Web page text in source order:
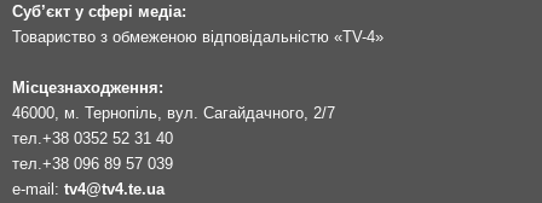
Суб’єкт у сфері медіа:
Товариство з обмеженою відповідальністю «TV-4»
Місцезнаходження:
46000, м. Тернопіль, вул. Сагайдачного, 2/7
тел. +38 0352 52 31 40
тел. +38 096 89 57 039
e-mail: tv4@tv4.te.ua